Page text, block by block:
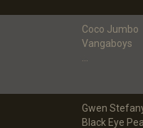
Coco Jumbo
Vangaboys
Gwen
Black Eye